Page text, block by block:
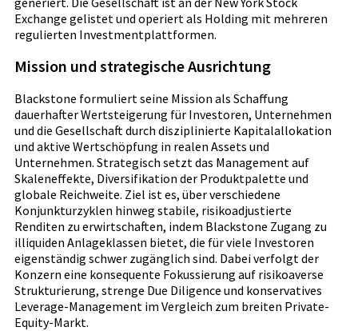
Exchange gelistet und operiert als Holding mit mehreren
regulierten Investmentplattformen.
Mission und strategische Ausrichtung
Blackstone formuliert seine Mission als Schaffung
dauerhafter Wertsteigerung für Investoren, Unternehmen
und die Gesellschaft durch disziplinierte Kapitalallokation
und aktive Wertschöpfung in realen Assets und
Unternehmen. Strategisch setzt das Management auf
Skaleneffekte, Diversifikation der Produktpalette und
globale Reichweite. Ziel ist es, über verschiedene
Konjunkturzyklen hinweg stabile, risikoadjustierte
Renditen zu erwirtschaften, indem Blackstone Zugang zu
illiquiden Anlageklassen bietet, die für viele Investoren
eigenständig schwer zugänglich sind. Dabei verfolgt der
Konzern eine konsequente Fokussierung auf risikoaverse
Strukturierung, strenge Due Diligence und konservatives
Leverage-Management im Vergleich zum breiten Private-
Equity-Markt.